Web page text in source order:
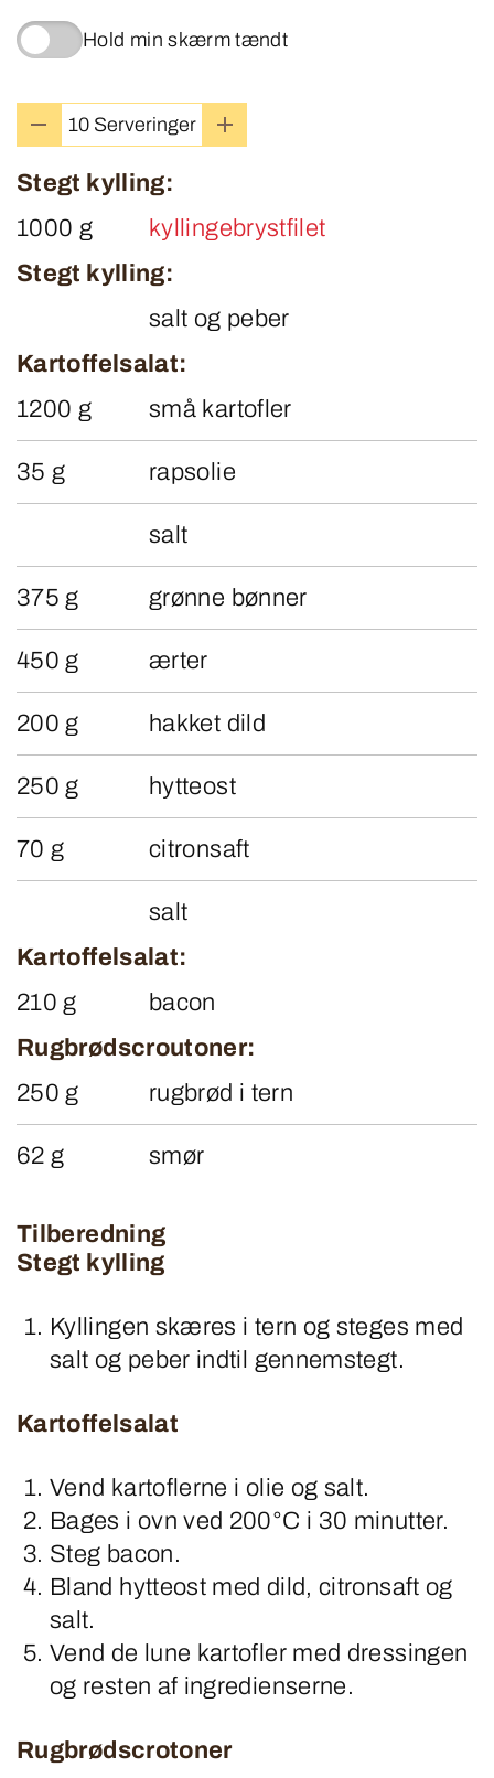
Hold min skærm tændt
Stegt kylling:
1000 g
kyllingebrystfilet
Stegt kylling:
salt og peber
Kartoffelsalat:
1200 g
små kartofler
35 g rapsolie
salt
375 g grønne bønner
450 g ærter
200 g hakket dild
250 g hytteost
70 g citronsaft
salt
Kartoffelsalat:
210 g
bacon
Rugbrødscroutoner:
250 g
rugbrød i tern
62 g smør
Tilberedning
Stegt kylling
Kyllingen skæres i tern og steges med
salt og peber indtil gennemstegt.
Kartoffelsalat
Vend kartoflerne i olie og salt.
Bages i ovn ved 200°C i 30 minutter.
Steg bacon.
Bland hytteost med dild, citronsaft og
salt.
Vend de lune kartofler med dressingen
og resten af ingredienserne.
Rugbrødscrotoner